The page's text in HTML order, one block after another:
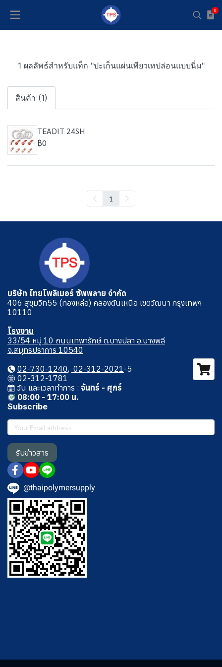
0
1 ผลลัพธ์สำหรับแท็ก "ปะเก็นแผ่นเพียวเทปล่อนแบบนิ่ม"
สินค้า (1)
TEADIT 24SH
฿0
1
บริษัท ไทยโพลิเมอร์ ซัพพลาย จำกัด
406 สุขุมวิท55 (ทองหล่อ) คลองตันเหนือ เขตวัฒนา กรุงเทพฯ
10110
โรงงาน
33/54 หมู่ 10 ถนนเทพารักษ์ ต.บางปลา อ.บางพลี
จ.สมุทรปราการ 10540
02-730-1240, 02-312-2021-5
02-312-1781
วัน และเวลาทําการ :จันทร์ - ศุกร์
08:00 - 17:00 น.
Subscribe
รับข่าวสาร
@thaipolymersupply